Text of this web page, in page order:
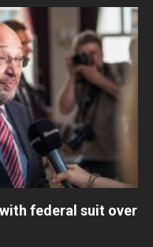
federal suit over